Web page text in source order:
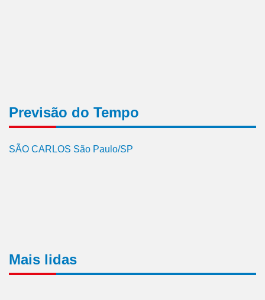
Previsão do Tempo
SÃO CARLOS São Paulo/SP
Mais lidas